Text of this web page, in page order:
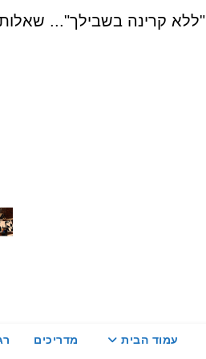
"ללא קרינה בשבילך"... שאלות, הדרכה ויעוץ
עמוד הבית מדריכים